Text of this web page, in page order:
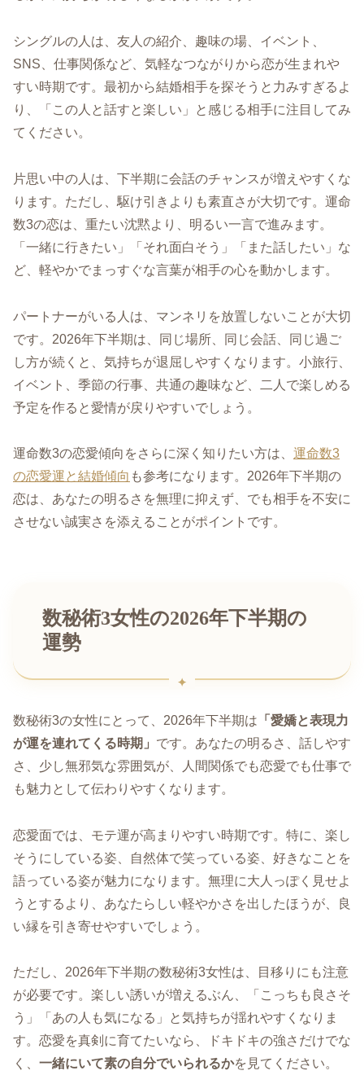
シングルの人は、友人の紹介、趣味の場、イベント、
SNS、仕事関係など、気軽なつながりから恋が生まれや
すい時期です。最初から結婚相手を探そうと力みすぎるよ
り、「この人と話すと楽しい」と感じる相手に注目してみ
てください。
片思い中の人は、下半期に会話のチャンスが増えやすくな
ります。ただし、駆け引きよりも素直さが大切です。運命
数3の恋は、重たい沈黙より、明るい一言で進みます。
「一緒に行きたい」「それ面白そう」「また話したい」な
ど、軽やかでまっすぐな言葉が相手の心を動かします。
パートナーがいる人は、マンネリを放置しないことが大切
です。2026年下半期は、同じ場所、同じ会話、同じ過ご
し方が続くと、気持ちが退屈しやすくなります。小旅行、
イベント、季節の行事、共通の趣味など、二人で楽しめる
予定を作ると愛情が戻りやすいでしょう。
運命数3の恋愛傾向をさらに深く知りたい方は、 運命数3
の恋愛運と結婚傾向 も参考になります。2026年下半期の
恋は、あなたの明るさを無理に抑えず、でも相手を不安に
させない誠実さを添えることがポイントです。
数秘術3女性の2026年下半期の
運勢
数秘術3の女性にとって、2026年下半期は 「愛嬌と表現力
が運を連れてくる時期」 です。あなたの明るさ、話しやす
さ、少し無邪気な雰囲気が、人間関係でも恋愛でも仕事で
も魅力として伝わりやすくなります。
恋愛面では、モテ運が高まりやすい時期です。特に、楽し
そうにしている姿、自然体で笑っている姿、好きなことを
語っている姿が魅力になります。無理に大人っぽく見せよ
うとするより、あなたらしい軽やかさを出したほうが、良
い縁を引き寄せやすいでしょう。
ただし、2026年下半期の数秘術3女性は、目移りにも注意
が必要です。楽しい誘いが増えるぶん、「こっちも良さそ
う」「あの人も気になる」と気持ちが揺れやすくなりま
す。恋愛を真剣に育てたいなら、ドキドキの強さだけでな
く、 一緒にいて素の自分でいられるかを見てください。